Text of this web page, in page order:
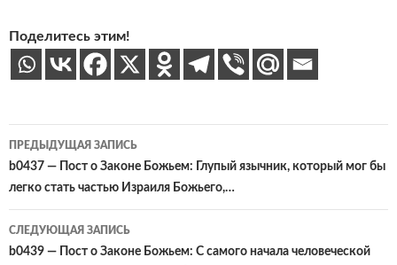
Поделитесь этим!
Навигация
по
ПРЕДЫДУЩАЯ ЗАПИСЬ
b0437 — Пост о Законе Божьем: Глупый язычник, который мог бы
легко стать частью Израиля Божьего,…
СЛЕДУЮЩАЯ ЗАПИСЬ
b0439 — Пост о Законе Божьем: С самого начала человеческой